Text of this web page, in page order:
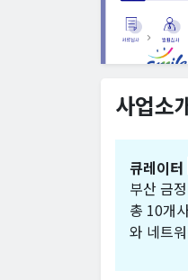
사업소
큐레이터
부산 금
총 10개
와 네트